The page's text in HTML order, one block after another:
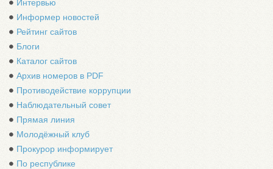
Интервью
Информер новостей
Рейтинг сайтов
Блоги
Каталог сайтов
Архив номеров в PDF
Противодействие коррупции
Наблюдательный совет
Прямая линия
Молодёжный клуб
Прокурор информирует
По республике